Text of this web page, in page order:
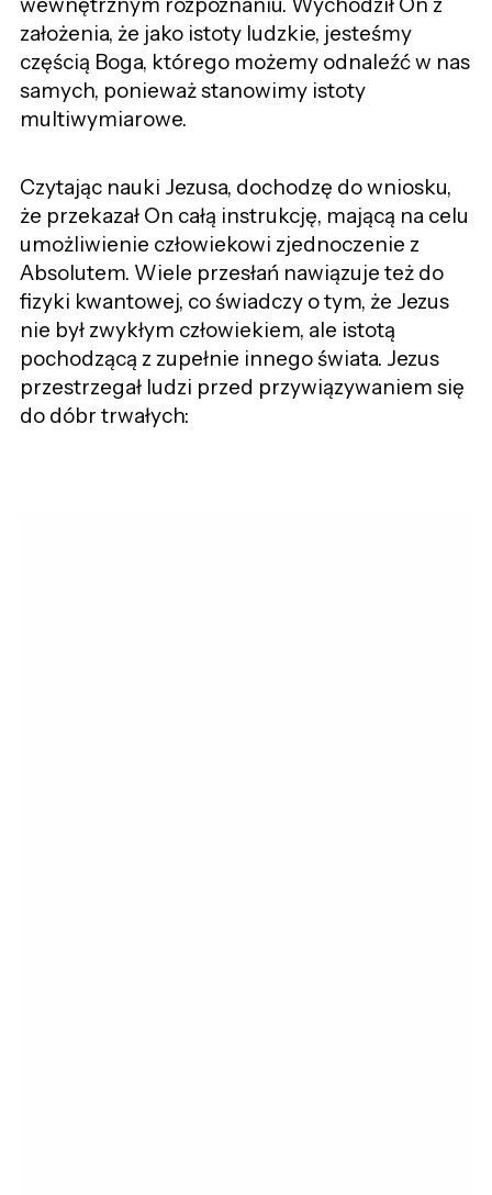
wewnętrznym rozpoznaniu. Wychodził On z
założenia, że jako istoty ludzkie, jesteśmy
częścią Boga, którego możemy odnaleźć w nas
samych, ponieważ stanowimy istoty
multiwymiarowe.
Czytając nauki Jezusa, dochodzę do wniosku,
że przekazał On całą instrukcję, mającą na celu
umożliwienie człowiekowi zjednoczenie z
Absolutem. Wiele przesłań nawiązuje też do
fizyki kwantowej, co świadczy o tym, że Jezus
nie był zwykłym człowiekiem, ale istotą
pochodzącą z zupełnie innego świata. Jezus
przestrzegał ludzi przed przywiązywaniem się
do dóbr trwałych: